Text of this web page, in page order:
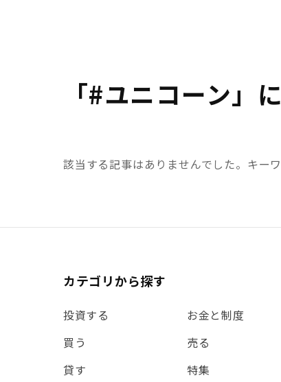
「#ユニコーン」
該当する記事はありませんでした。キー
カテゴリから探す
投資する
お金と制度
買う
売る
貸す
特集